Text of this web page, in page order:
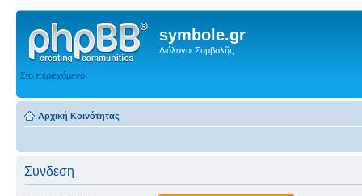
symbole.gr
Διάλογοι Συμβολῆς
Στο περιεχόμενο
Αρχική Κοινότητας
Συνδεση